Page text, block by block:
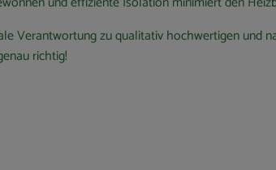
Verantwortung zu qualitativ hochwertigen und
richtig!